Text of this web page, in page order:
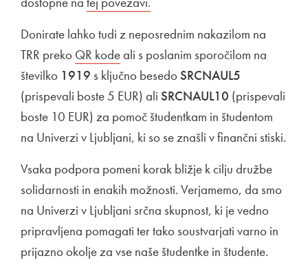
Donirate lahko tudi z neposrednim nakazilom na
TRR preko Zunanja povezava na
QR kodeOdpira se v novem oknu
ali s poslanim sporočilom na
številko 1919 s ključno besedo SRCNAUL5
(prispevali boste 5 EUR) ali SRCNAUL10 (prispevali
boste 10 EUR) za pomoč študentkam in študentom
na Univerzi v Ljubljani, ki so se znašli v finančni stiski.
Vsaka podpora pomeni korak bližje k cilju družbe
solidarnosti in enakih možnosti. Verjamemo, da smo
na Univerzi v Ljubljani srčna skupnost, ki je vedno
pripravljena pomagati ter tako soustvarjati varno in
prijazno okolje za vse naše študentke in študente.